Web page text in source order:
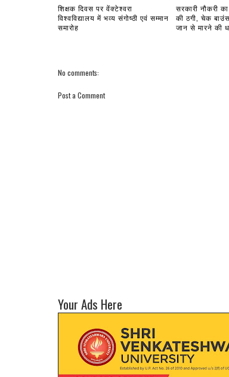
शिक्षक दिवस पर वेंक्टेश्वरा
विश्वविद्यालय में भव्य संगोष्ठी एवं सम्मान
समारोह
सरकारी नौकरी
की ठगी, चेक
जान से मारने की
No comments:
Post a Comment
Your Ads Here